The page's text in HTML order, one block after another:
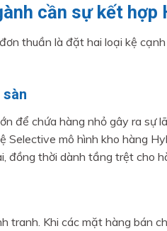
cần sự kết hợp
thuần là đặt hai loại kệ
để chứa hàng nhỏ gây ra sự
mô hình kho hàng
đồng thời dành tầng trệt cho
tranh. Khi các mặt hàng bán